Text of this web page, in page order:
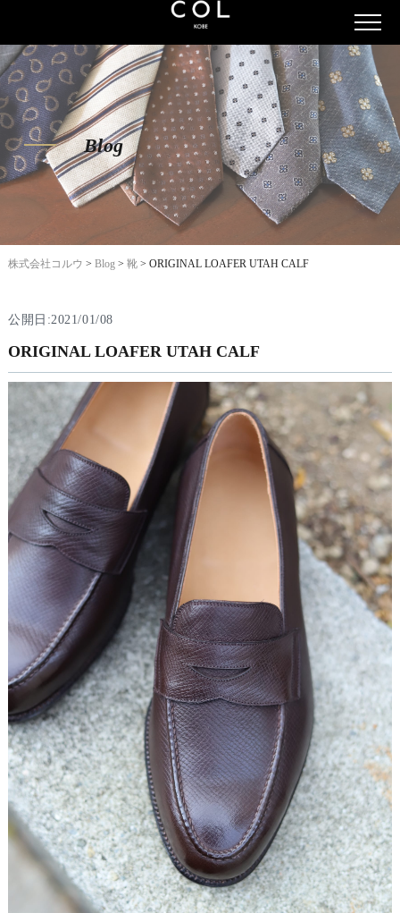
Blog
株式会社コルウ > Blog> 靴> ORIGINAL LOAFER UTAH CALF
公開日:2021/01/08
ORIGINAL LOAFER UTAH CALF